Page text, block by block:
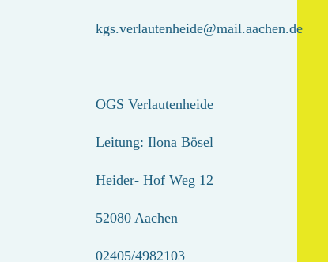
kgs.verlautenheide@mail.aachen.de
OGS Verlautenheide
Leitung: Ilona Bösel
Heider- Hof Weg 12
52080 Aachen
02405/4982103